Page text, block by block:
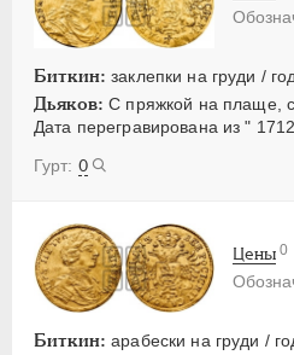
Биткин: заклепки на груди /
Дьяков: С пряжкой на плаще,
Дата перегравирована из "
0
Биткин: арабески на груди /
Цены 0